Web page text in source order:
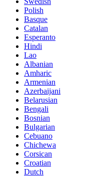
Polish
Basque
Catalan
Esperanto
Hindi
Lao
Albanian
Amharic
Armenian
Azerbaijani
Belarusian
Bengali
Bosnian
Bulgarian
Cebuano
Chichewa
Corsican
Croatian
Dutch